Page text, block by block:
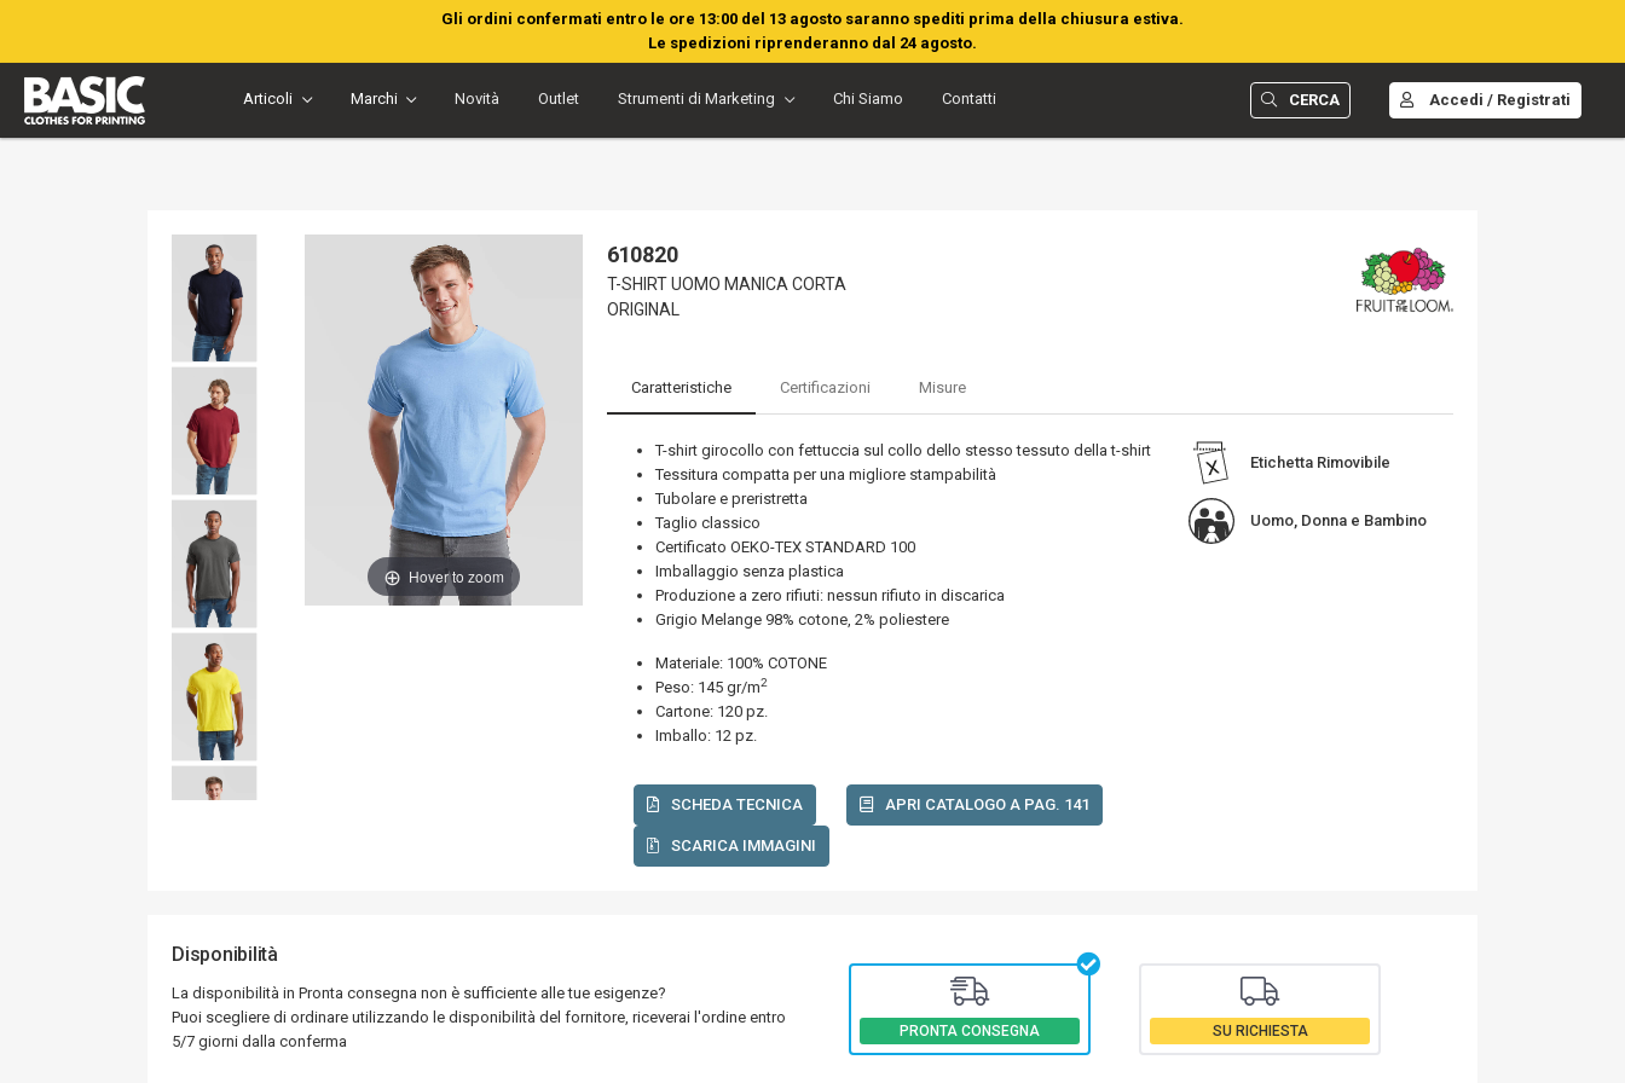
Gli ordini confermati entro le ore 13:00 del 13 agosto saranno spediti prima della chiusura estiva.
Le spedizioni riprenderanno dal 24 agosto.
Articoli Marchi Novità Outlet Strumenti di Marketing Chi Siamo Contatti CERCA Accedi / Registrati
Hover to zoom
610820
T-SHIRT UOMO MANICA CORTA
ORIGINAL
Caratteristiche Certificazioni Misure
T-shirt girocollo con fettuccia sul collo dello stesso tessuto della t-shirt
Tessitura compatta per una migliore stampabilità
Tubolare e preristretta
Taglio classico
Certificato OEKO-TEX STANDARD 100
Imballaggio senza plastica
Produzione a zero rifiuti: nessun rifiuto in discarica
Grigio Melange 98% cotone, 2% poliestere
Materiale: 100% COTONE
Peso: 145 gr/m2
Cartone: 120 pz.
Imballo: 12 pz.
SCHEDA TECNICA APRI CATALOGO A PAG. 141
SCARICA IMMAGINI
Etichetta Rimovibile
Uomo, Donna e Bambino
Disponibilità
La disponibilità in Pronta consegna non è sufficiente alle tue esigenze?
Puoi scegliere di ordinare utilizzando le disponibilità del fornitore, riceverai l'ordine entro
5/7 giorni dalla conferma
PRONTA CONSEGNA SU RICHIESTA